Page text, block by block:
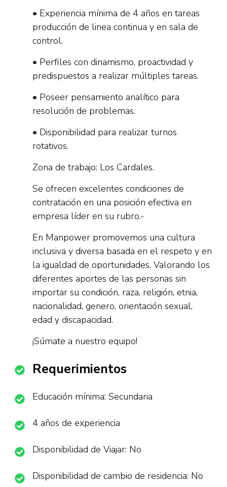
• Experiencia mínima de 4 años en tareas
producción de linea continua y en sala de
control.
• Perfiles con dinamismo, proactividad y
predispuestos a realizar múltiples tareas.
• Poseer pensamiento analítico para
resolución de problemas.
• Disponibilidad para realizar turnos
rotativos.
Zona de trabajo: Los Cardales.
Se ofrecen excelentes condiciones de
contratación en una posición efectiva en
empresa líder en su rubro.-
En Manpower promovemos una cultura
inclusiva y diversa basada en el respeto y en
la igualdad de oportunidades. Valorando los
diferentes aportes de las personas sin
importar su condición, raza, religión, etnia,
nacionalidad, genero, orientación sexual,
edad y discapacidad.
¡Súmate a nuestro equipo!
Requerimientos
Educación mínima: Secundaria
4 años de experiencia
Disponibilidad de Viajar: No
Disponibilidad de cambio de residencia: No